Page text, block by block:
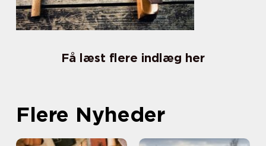
Få læst flere indlæg her
Flere Nyheder